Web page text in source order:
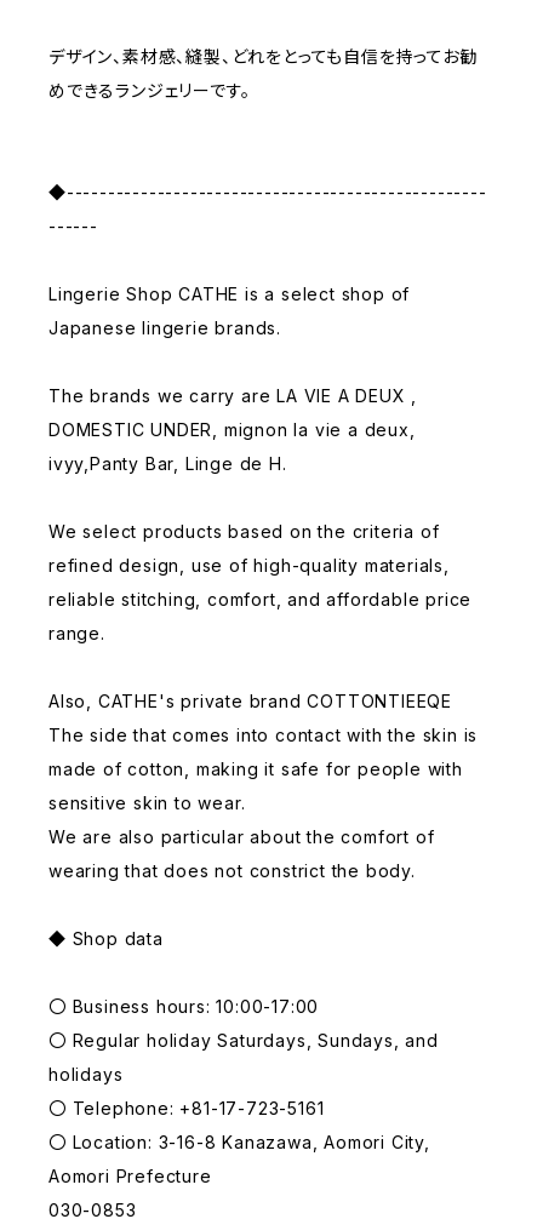
デザイン、素材感、縫製、どれをとっても自信を持ってお勧
めできるランジェリーです。
◆---------------------------------------------------
------
Lingerie Shop CATHE is a select shop of
Japanese lingerie brands.
The brands we carry are LA VIE A DEUX ,
DOMESTIC UNDER, mignon la vie a deux,
ivyy,Panty Bar, Linge de H.
We select products based on the criteria of
refined design, use of high-quality materials,
reliable stitching, comfort, and affordable price
range.
Also, CATHE's private brand COTTONTIEEQE
The side that comes into contact with the skin is
made of cotton, making it safe for people with
sensitive skin to wear.
We are also particular about the comfort of
wearing that does not constrict the body.
◆ Shop data
〇 Business hours: 10:00-17:00
〇 Regular holiday Saturdays, Sundays, and
holidays
〇 Telephone: +81-17-723-5161
〇 Location: 3-16-8 Kanazawa, Aomori City,
Aomori Prefecture
030-0853